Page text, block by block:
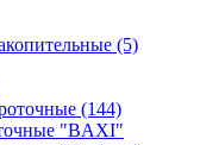
(5)
(144)
"BAXI"